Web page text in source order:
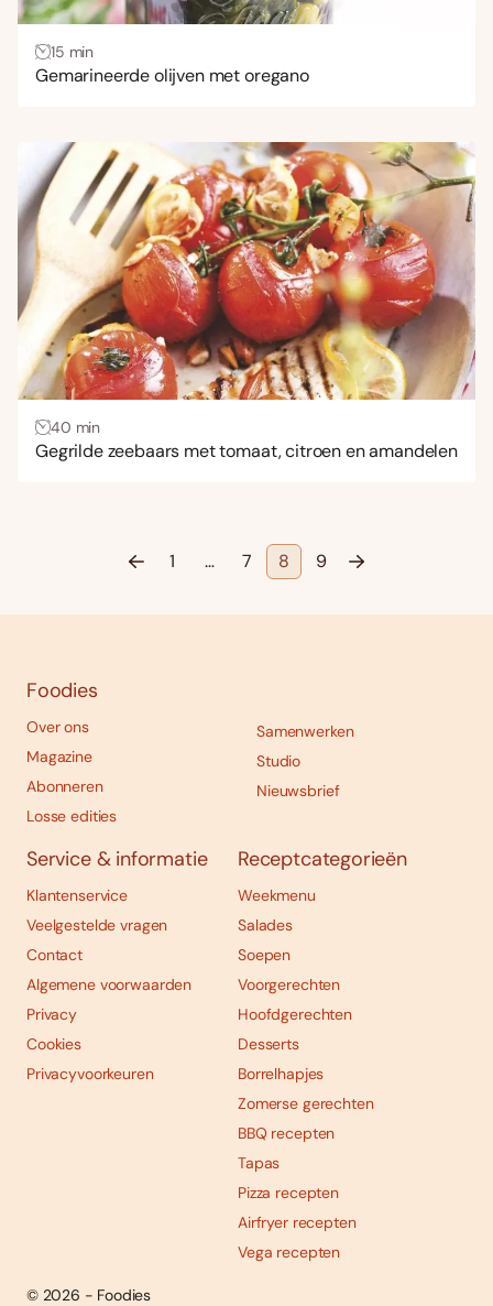
15 min
Gemarineerde olijven met oregano
40 min
Gegrilde zeebaars met tomaat, citroen en amandelen
1 … 7 8 9
Foodies
Over ons
Magazine
Abonneren
Losse edities
Samenwerken
Studio
Nieuwsbrief
Service & informatie
Klantenservice
Veelgestelde vragen
Contact
Algemene voorwaarden
Privacy
Cookies
Privacyvoorkeuren
Receptcategorieën
Weekmenu
Salades
Soepen
Voorgerechten
Hoofdgerechten
Desserts
Borrelhapjes
Zomerse gerechten
BBQ recepten
Tapas
Pizza recepten
Airfryer recepten
Vega recepten
© 2026 - Foodies